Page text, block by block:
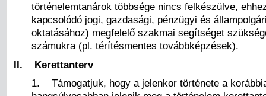
történelemtanárok többsége nincs felkészülve,
kapcsolódó jogi, gazdasági, pénzügyi és
oktatásához) megfelelő szakmai segítséget
számukra (pl. térítésmentes továbbképzések).
II. Kerettanterv
1. Támogatjuk, hogy a jelenkor története a